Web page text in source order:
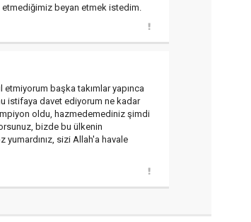
etmediğimiz beyan etmek istedim.
başka takımlar yapınca
istifaya davet ediyorum ne kadar
oldu, hazmedemediniz şimdi
bizde bu ülkenin
yumardınız, sizi Allah'a havale